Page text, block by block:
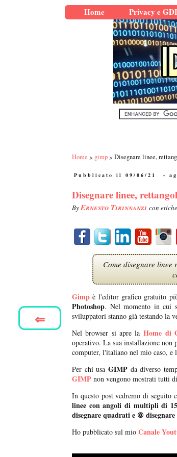
Home Privacy e
Home gimp Disegnare linee,
Pubblicato il 09/06/21 -
Disegnare linee,
ByErnesto Tirinnanzi con
Come disegnare
Gimp è l'editor grafico gratuito
Photoshop. Nel momento in cui
sviluppatori stanno già testando la
Nel browser si apre la Home di
operativo. La sua installazione non
computer, l'italiano nel mio caso, e
Per chi usa GIMP da diverso
GIMP non vengono mostrati tutti
In questo post vedremo di seguito
linee con angoli di multipli di
disegnare quadrati e ⑧ disegnare
Ho pubblicato sul mio Canale
⇐